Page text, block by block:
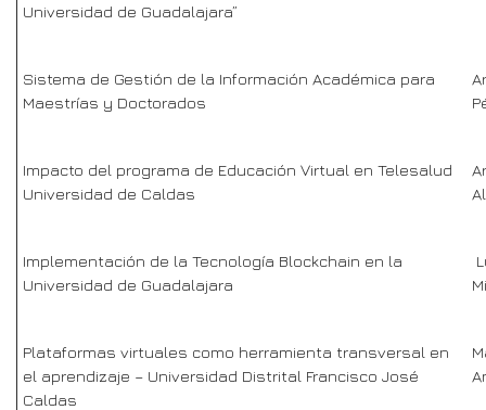
Universidad de Guadalajara”
Sistema de Gestión de la Información Académica para
Maestrías y Doctorados
Impacto del programa de Educación Virtual en Telesalud
Universidad de Caldas
Implementación de la Tecnología Blockchain en la
Universidad de Guadalajara
Plataformas virtuales como herramienta transversal en
el aprendizaje – Universidad Distrital Francisco José
Caldas